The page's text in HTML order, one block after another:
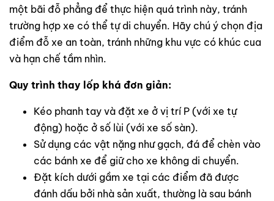
một bãi đỗ phẳng để thực hiện quá trình này, tránh
trường hợp xe có thể tự di chuyển. Hãy chú ý chọn địa
điểm đỗ xe an toàn, tránh những khu vực có khúc cua
và hạn chế tầm nhìn.
Quy trình thay lốp khá đơn giản:
Kéo phanh tay và đặt xe ở vị trí P (với xe tự
động) hoặc ở số lùi (với xe số sàn).
Sử dụng các vật nặng như gạch, đá để chèn vào
các bánh xe để giữ cho xe không di chuyển.
Đặt kích dưới gầm xe tại các điểm đã được
đánh dấu bởi nhà sản xuất, thường là sau bánh